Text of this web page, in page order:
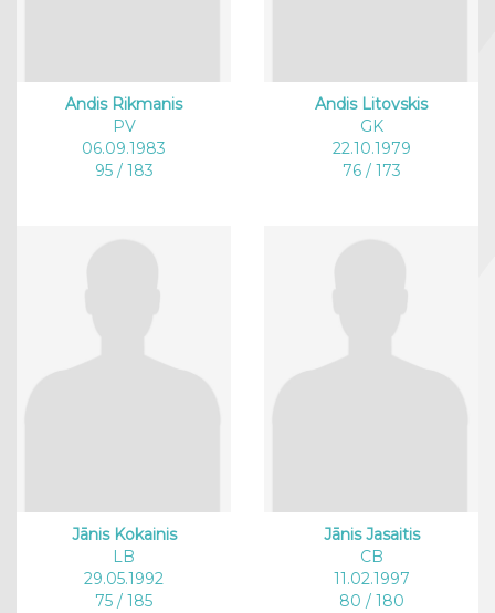
Andis Rikmanis
PV
06.09.1983
95 / 183
Andis Litovskis
GK
22.10.1979
76 / 173
Jānis Kokainis
LB
29.05.1992
75 / 185
Jānis Jasaitis
CB
11.02.1997
80 / 180